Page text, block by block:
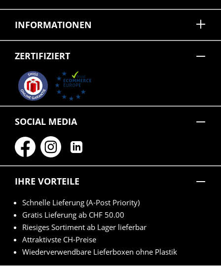
INFORMATIONEN
ZERTIFIZIERT
SOCIAL MEDIA
IHRE VORTEILE
Schnelle Lieferung (A-Post Priority)
Gratis Lieferung ab CHF 50.00
Riesiges Sortiment ab Lager lieferbar
Attraktivste CH-Preise
Wiederverwendbare Lieferboxen ohne Plastik